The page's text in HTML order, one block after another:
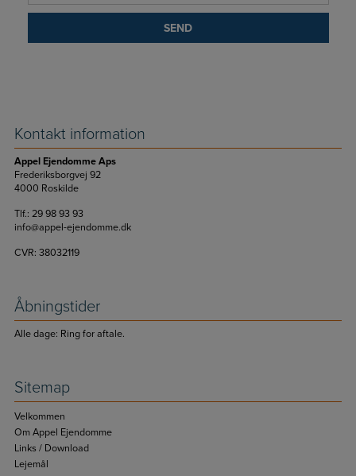
Kontakt information
Appel Ejendomme Aps
Frederiksborgvej 92
4000 Roskilde
Tlf.: 29 98 93 93
info@appel-ejendomme.dk
CVR: 38032119
Åbningstider
Alle dage: Ring for aftale.
Sitemap
Velkommen
Om Appel Ejendomme
Links / Download
Lejemål